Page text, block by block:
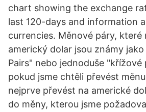
chart showing the exchange
last 120-days and information
currencies. Měnové páry, které
americký dolar jsou známy
Pairs" nebo jednoduše "křížové
pokud jsme chtěli převést
nejprve převést na americké
do měny, kterou jsme